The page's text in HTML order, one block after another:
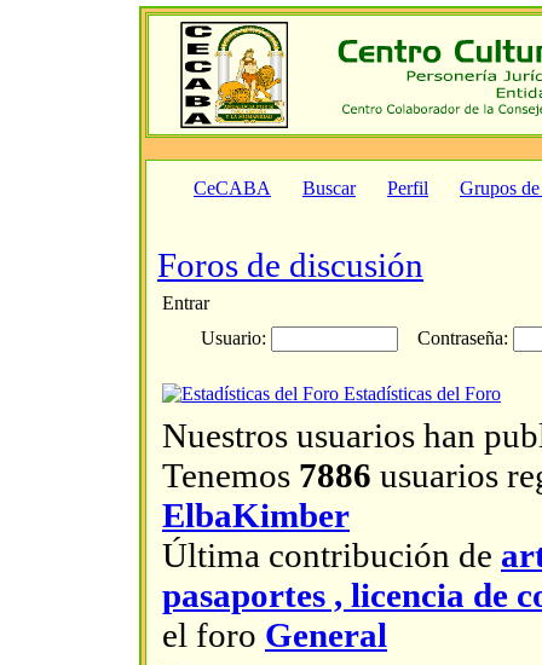
CeCABA Buscar Perfil Grupos
Foros de discusión
Entrar
Usuario:
Contraseña:
Estadísticas del Foro
Nuestros usuarios han
Tenemos 7886 usuarios
ElbaKimber
Última contribución de
pasaportes , licencia de
el foro General